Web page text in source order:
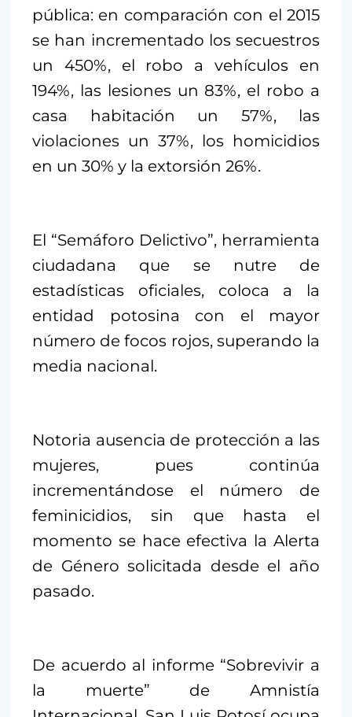
pública: en comparación con el 2015
se han incrementado los secuestros
un 450%, el robo a vehículos en
194%, las lesiones un 83%, el robo a
casa habitación un 57%, las
violaciones un 37%, los homicidios
en un 30% y la extorsión 26%.
El “Semáforo Delictivo”, herramienta
ciudadana que se nutre de
estadísticas oficiales, coloca a la
entidad potosina con el mayor
número de focos rojos, superando la
media nacional.
Notoria ausencia de protección a las
mujeres, pues continúa
incrementándose el número de
feminicidios, sin que hasta el
momento se hace efectiva la Alerta
de Género solicitada desde el año
pasado.
De acuerdo al informe “Sobrevivir a
la muerte” de Amnistía